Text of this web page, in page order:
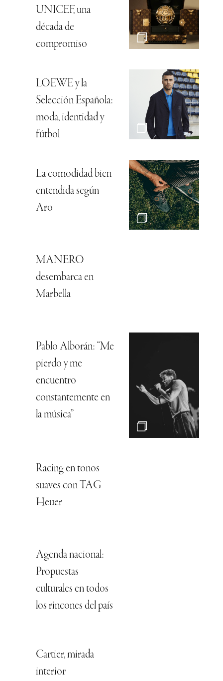
UNICEF, una
década de
compromiso
LOEWE y la
Selección Española:
moda, identidad y
fútbol
La comodidad bien
entendida según
Aro
MANERO
desembarca en
Marbella
Pablo Alborán: “Me
pierdo y me
encuentro
constantemente en
la música”
Racing en tonos
suaves con TAG
Heuer
Agenda nacional:
Propuestas
culturales en todos
los rincones del país
Cartier, mirada
interior